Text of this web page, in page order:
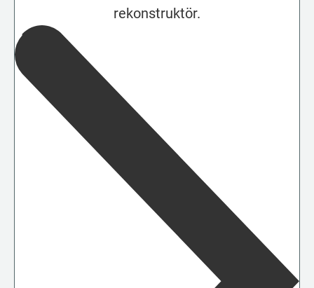
rekonstruktör.